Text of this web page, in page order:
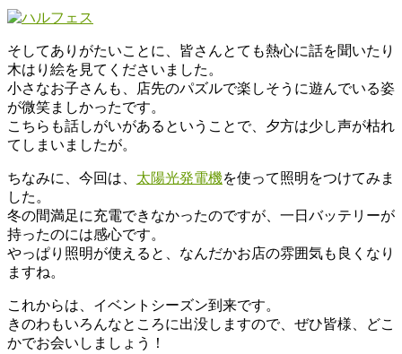
そしてありがたいことに、皆さんとても熱心に話を聞いたり
木はり絵を見てくださいました。
小さなお子さんも、店先のパズルで楽しそうに遊んでいる姿
が微笑ましかったです。
こちらも話しがいがあるということで、夕方は少し声が枯れ
てしまいましたが。
ちなみに、今回は、 太陽光発電機を使って照明をつけてみま
した。
冬の間満足に充電できなかったのですが、一日バッテリーが
持ったのには感心です。
やっぱり照明が使えると、なんだかお店の雰囲気も良くなり
ますね。
これからは、イベントシーズン到来です。
きのわもいろんなところに出没しますので、ぜひ皆様、どこ
かでお会いしましょう！